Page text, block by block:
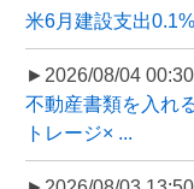
米6月建設支出
►2026/08/04 00:30
不動産書類を入れ
トレージ× ...